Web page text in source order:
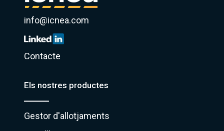
info@icnea.com
Contacte
Els nostres productes
Gestor d'allotjaments